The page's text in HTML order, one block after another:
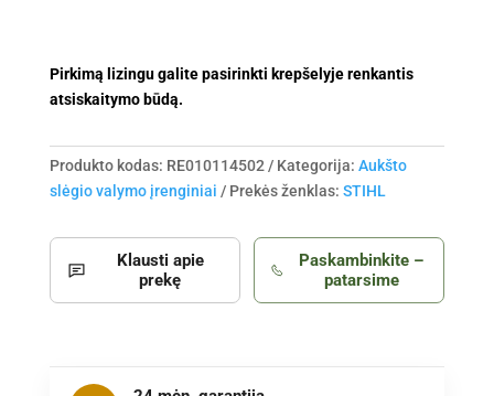
Pirkimą lizingu galite pasirinkti krepšelyje renkantis
atsiskaitymo būdą.
Produkto kodas: RE010114502 Kategorija: Aukšto
slėgio valymo įrenginiai
Prekės ženklas: STIHL
Klausti apie
prekę
Paskambinkite –
patarsime